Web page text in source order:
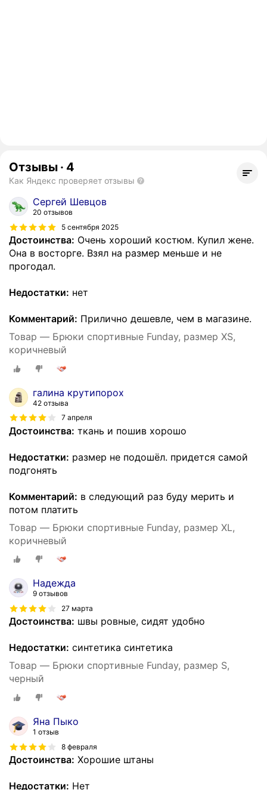
Отзывы · 4
Как Яндекс проверяет отзывы
Сергей Шевцов
20 отзывов
5 сентября 2025
Достоинства: Очень хороший костюм. Купил жене.
Она в восторге. Взял на размер меньше и не
прогодал.
Недостатки: нет
Комментарий: Прилично дешевле, чем в магазине.
Товар — Брюки спортивные Funday, размер XS,
коричневый
галина крутипорох
42 отзыва
7 апреля
Достоинства: ткань и пошив хорошо
Недостатки: размер не подошёл. придется самой
подгонять
Комментарий: в следующий раз буду мерить и
потом платить
Товар — Брюки спортивные Funday, размер XL,
коричневый
Надежда
9 отзывов
27 марта
Достоинства: швы ровные, сидят удобно
Недостатки: синтетика синтетика
Товар — Брюки спортивные Funday, размер S,
черный
Яна Пыко
1 отзыв
8 февраля
Достоинства: Хорошие штаны
Недостатки: Нет